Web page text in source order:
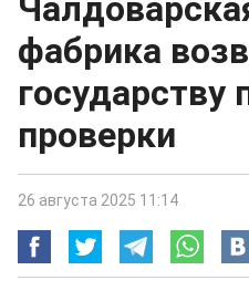
фабрика
государству
проверки
26 августа 2025 11:14